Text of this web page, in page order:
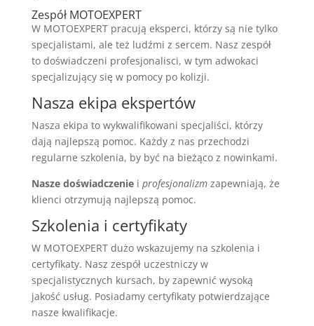
Zespół MOTOEXPERT
W MOTOEXPERT pracują eksperci, którzy są nie tylko
specjalistami, ale też ludźmi z sercem. Nasz zespół
to doświadczeni profesjonalisci, w tym adwokaci
specjalizujący się w pomocy po kolizji.
Nasza ekipa ekspertów
Nasza ekipa to wykwalifikowani specjaliści, którzy
dają najlepszą pomoc. Każdy z nas przechodzi
regularne szkolenia, by być na bieżąco z nowinkami.
Nasze doświadczeniei profesjonalizmzapewniają, że
klienci otrzymują najlepszą pomoc.
Szkolenia i certyfikaty
W MOTOEXPERT dużo wskazujemy na szkolenia i
certyfikaty. Nasz zespół uczestniczy w
specjalistycznych kursach, by zapewnić wysoką
jakość usług. Posiadamy certyfikaty potwierdzające
nasze kwalifikacje.